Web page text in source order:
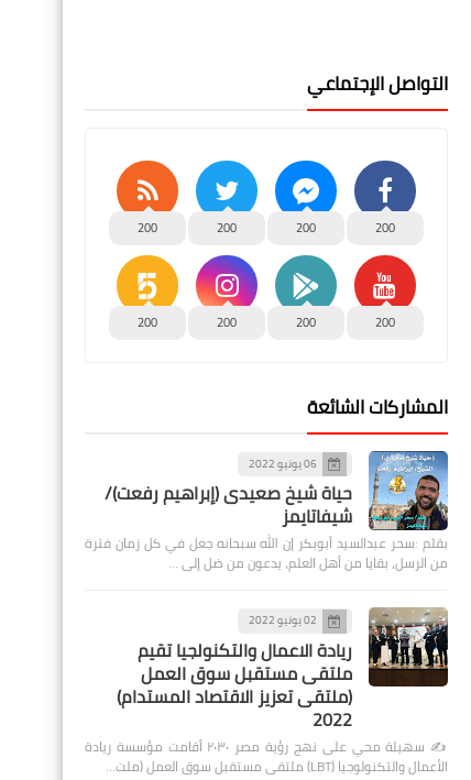
التواصل الإجتماعي
200
200
200
200
200
200
200
200
المشاركات الشائعة
06 يونيو 2022
حياة شيخ صعيدى (إبراهيم رفعت)/
شيفاتايمز
بقلم :سحر عبدالسيد أبوبكر إن الله سبحانه جعل في كل زمان فترة
من الرسل، بقايا من أهل العلم، يدعون من ضل إلى …
02 يونيو 2022
ريادة الاعمال والتكنولجيا تقيم
ملتقى مستقبل سوق العمل
(ملتقى تعزيز الاقتصاد المستدام)
2022
✍️ سهيلة محي على نهج رؤية مصر ٢٠٣٠ أقامت مؤسسة ريادة
الأعمال والتكنولوجيا (LBT) ملتقى مستقبل سوق العمل (ملت…